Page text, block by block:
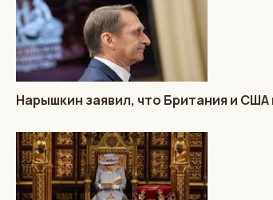
Нарышкин заявил, что Британия и